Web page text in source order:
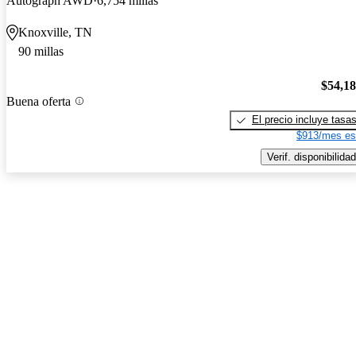
Knoxville, TN
90 millas
Buena oferta
El precio incluye tasas
$913/mes
Verif. disponibilidad